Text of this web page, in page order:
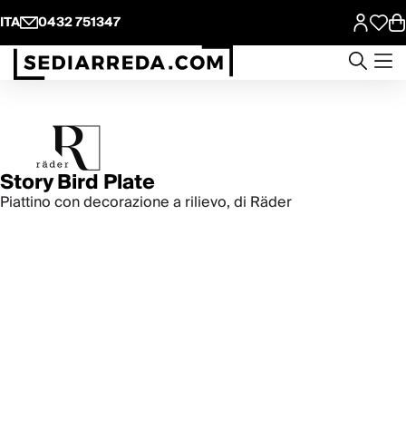
ITA 0432 751347
Story Bird Plate
Piattino con decorazione a rilievo, di Räder